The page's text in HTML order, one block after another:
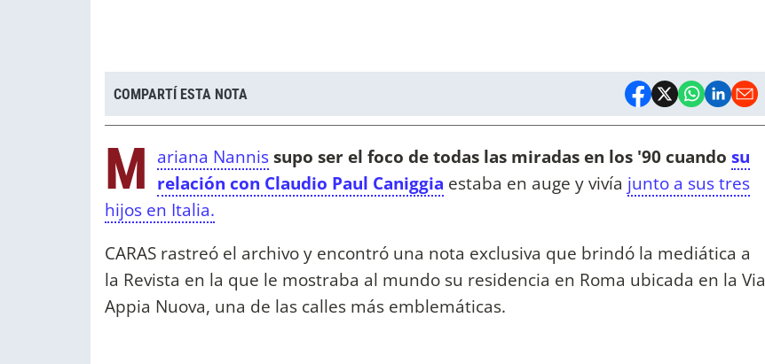
COMPARTÍ ESTA NOTA
M ariana Nannissupo ser el foco de todas las miradas en los '90 cuando su
relación con Claudio Paul Caniggia estaba en auge y vivía junto a sus tres
hijos en Italia.
CARAS rastreó el archivo y encontró una nota exclusiva que brindó la mediática a
la Revista en la que le mostraba al mundo su residencia en Roma ubicada en la Via
Appia Nuova, una de las calles más emblemáticas.